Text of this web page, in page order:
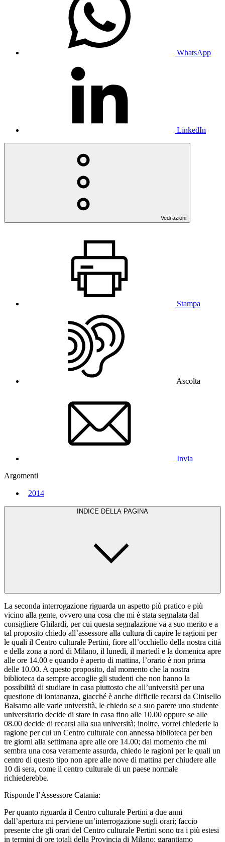
WhatsApp
LinkedIn
Vedi azioni
Stampa
Ascolta
Invia
Argomenti
2014
INDICE DELLA PAGINA
La seconda interrogazione riguarda un aspetto più pratico e più
vicino alla gente, ovvero una cosa che mi è stata segnalata dal
consigliere Ghilardi, per cui questa segnalazione va a suo merito e a
tal proposito chiedo all’assessore alla cultura di capire le ragioni per
le quali il Centro culturale Pertini, fiore all’occhiello della nostra città
e della zona a nord di Milano, il lunedì, il martedì e la domenica apre
alle ore 14.00 e quando è aperto di mattina, l’orario è non prima
delle 10.00. A questo proposito, dal momento che la nostra
biblioteca da sempre accoglie gli studenti che non hanno la
possibilità di studiare in casa piuttosto che all’università per una
questione di lontananza, giacché è anche difficile recarsi da Cinisello
Balsamo alle varie università, le chiedo se a suo parere uno studente
universitario decide di stare in casa fino alle 10.00 oppure se alle
08.00 decide di recarsi alla sua università; inoltre, vorrei chiederle la
ragione per cui un Centro culturale con annessa biblioteca per ben
tre giorni alla settimana apre alle ore 14.00; dal momento che mi
sembra una cosa veramente assurda, chiedo le ragioni per le quali un
centro di questo tipo non apre alle nove di mattina per chiudere alle
10 di sera, come il centro culturale di un paese normale
richiederebbe.
Risponde l’Assessore Catania:
Per quanto riguarda il Centro culturale Pertini a due anni
dall’apertura mi perviene un’interrogazione sugli orari; faccio
presente che gli orari del Centro culturale Pertini sono tra i più estesi
in termini di ore totali della Provincia di Milano; garantiamo